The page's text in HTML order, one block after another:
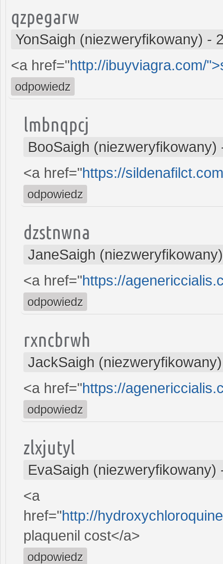
qzpegarw
YonSaigh (niezweryfikowany) -
<a href="http://ibuyviagra.com/
odpowiedz
lmbnqpcj
BooSaigh (niezweryfikowany)
<a href="https://
odpowiedz
dzstnwna
JaneSaigh (niezweryfikowany)
<a href="https://
odpowiedz
rxncbrwh
JackSaigh (niezweryfikowany)
<a href="https://
odpowiedz
zlxjutyl
EvaSaigh (niezweryfikowany)
<a
href="http://
plaquenil cost</a>
odpowiedz